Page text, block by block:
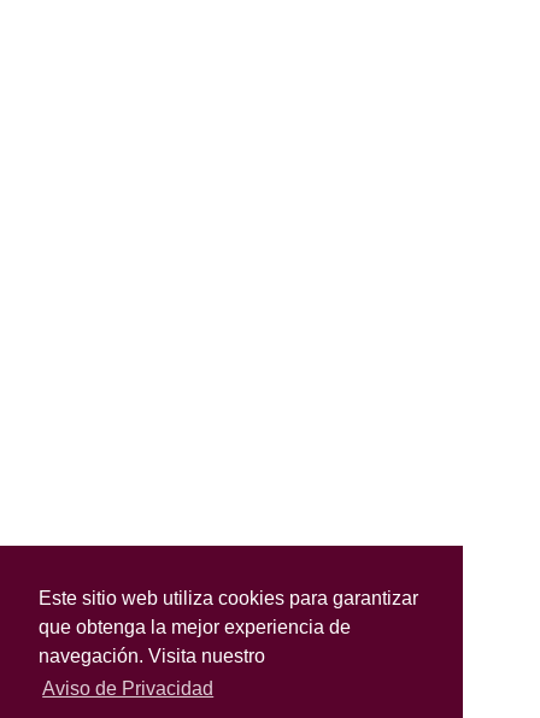
Este sitio web utiliza cookies para garantizar
que obtenga la mejor experiencia de
navegación. Visita nuestro
Aviso de Privacidad